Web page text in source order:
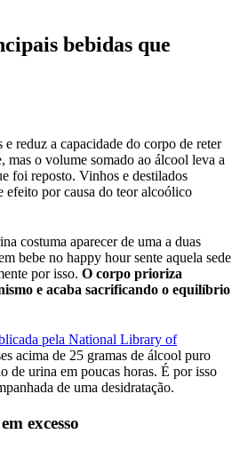
bebidas que
reduz a capacidade do corpo de reter
mas o volume somado ao álcool leva a
foi reposto. Vinhos e destilados
efeito por causa do teor alcoólico
costuma aparecer de uma a duas
bebe no happy hour sente aquela sede
por isso. O corpo prioriza
e acaba sacrificando o equilíbrio
pela National Library of
acima de 25 gramas de álcool puro
de urina em poucas horas. É por isso
de uma desidratação.
excesso